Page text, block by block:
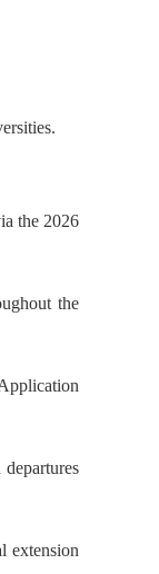
the 2026
the
extension